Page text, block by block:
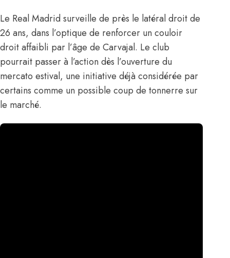
Le Real Madrid surveille de près le latéral droit de
26 ans, dans l’optique de renforcer un couloir
droit affaibli par l’âge de Carvajal. Le club
pourrait passer à l’action dès l’ouverture du
mercato estival, une initiative déjà considérée par
certains comme un possible coup de tonnerre sur
le marché.